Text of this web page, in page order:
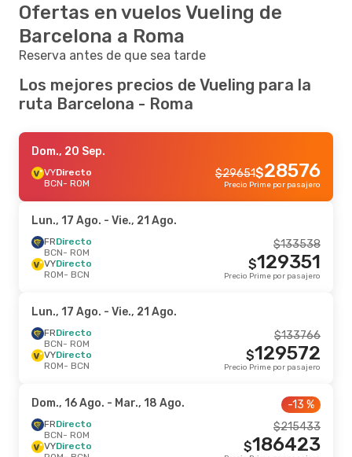
Ofertas en vuelos Vueling de
Barcelona a Roma
Reserva antes de que sea tarde
Los mejores precios de Vueling para la
ruta Barcelona - Roma
Dom., 20 Sep.
VYDirecto
BCN- ROM
29651
$ 28576
$
Precio Prime por pasajero
Lun., 17 Ago. - Vie., 21 Ago.
FRDirecto
BCN- ROM
VYDirecto
ROM- BCN
133538
$
129351
$
Precio Prime por pasajero
Lun., 17 Ago. - Vie., 21 Ago.
FRDirecto
BCN- ROM
VYDirecto
ROM- BCN
133766
$
129572
$
Precio Prime por pasajero
Dom., 16 Ago. - Mar., 18 Ago.
FRDirecto
BCN- ROM
VYDirecto
-13 %
215433
$
186423
$